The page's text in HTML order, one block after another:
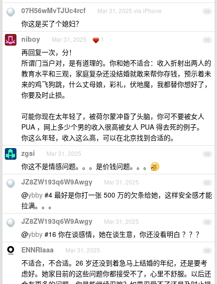
94
07H56wMvTJUc4rcf Mar 31, 2025 via iPhone
你这是买了个媳妇？
95
niboy Mar 31, 2025 1
再回复一次，分！
所谓门当户对，是有道理的。你和她不适合：收入折射出两人的
教育水平和三观，家庭复杂还没结婚就敢来帮你存钱，预示着未
来的鸡飞狗跳，什么丈母娘，彩礼，伏地魔，我都替你想好了，
你要及时止损。
可能你现在太年轻了，被荷尔蒙冲昏了头脑，你可不要被女人
PUA ，网上多少个男的收入很高被女人 PUA 得去死的例子。
你这么年轻，收入这么高，可以在北京找到合适的。
96
zgsi Mar 31, 2025
你这不是情感问题。。。是价钱问题。。。
97
JZ8ZW193q6W9Awgy Mar 31, 2025
@ybby #4 最好是你打一张 500 万的欠条给她，这样安全感才能
拉满。。。
98
JZ8ZW193q6W9Awgy Mar 31, 2025
@ybby #16 你在谈感情，她在谈生意，你还没看明白 ？？？
99
ENNRIaaa Mar 31, 2025
不适合，不合适。26 岁还没到着急马上结婚的年纪，还是要考
虑好。她家目前的这些问题你都接受不了，心里不舒服。以后还